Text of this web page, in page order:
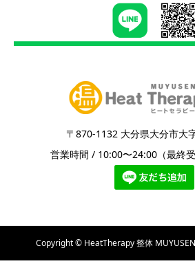
〒870-1132 大分県大分市大
営業時間 / 10:00〜24:00（最終受
Copyright © HeatTherapy 整体